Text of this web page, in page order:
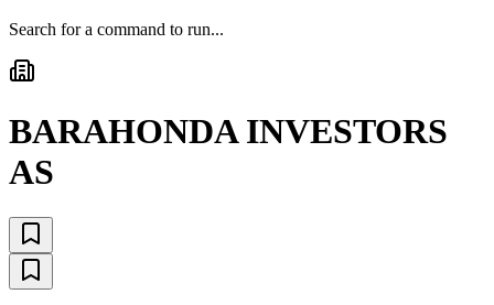
Search for a command to run...
BARAHONDA INVESTORS
AS